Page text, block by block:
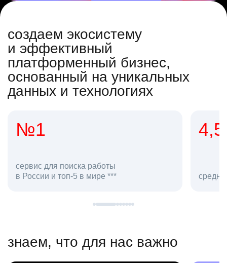
создаем экосистему
и эффективный
платформенный бизнес,
основанный на уникальных
данных и технологиях
4,5
средняя оценка hh.ru как работодателя **
в hh.ru
знаем, что для нас важно